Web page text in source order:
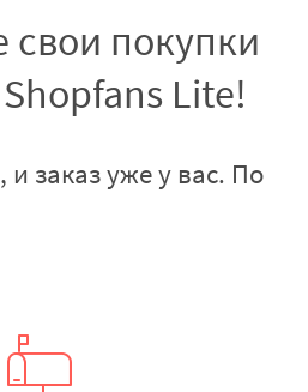
свои покупки
Lite!
заказ уже у вас. По